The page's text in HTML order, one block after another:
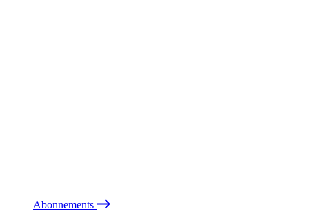
Abonnements